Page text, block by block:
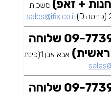
משכית
sales@ifix.co.il
09-7739940 שלוחה
אבא אבן 1(פינת
09-7739940 שלוחה